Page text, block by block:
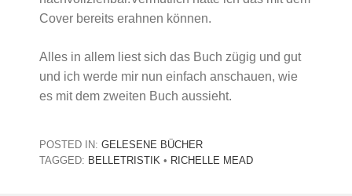
Cover bereits erahnen können.
Alles in allem liest sich das Buch zügig und gut
und ich werde mir nun einfach anschauen, wie
es mit dem zweiten Buch aussieht.
POSTED IN: GELESENE BÜCHER
TAGGED: BELLETRISTIK • RICHELLE MEAD